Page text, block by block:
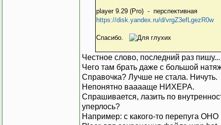
player 9.29 (Pro) - перспективная
https://disk.yandex.ru/d/vrgZ3efLgezR0w
Спасибо.
Честное слово, последний раз
Чего там брать даже с большой
Справочка? Лучше не стала. Ничуть.
Непонятно вааааще НИХЕРА.
Спрашивается, лазить по
уперлось?
Например: с какого-то перепуга